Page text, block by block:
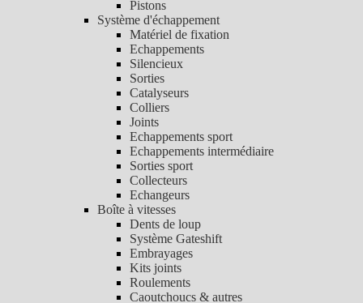
Pistons
Système d'échappement
Matériel de fixation
Echappements
Silencieux
Sorties
Catalyseurs
Colliers
Joints
Echappements sport
Echappements intermédiaire
Sorties sport
Collecteurs
Echangeurs
Boîte à vitesses
Dents de loup
Système Gateshift
Embrayages
Kits joints
Roulements
Caoutchoucs & autres